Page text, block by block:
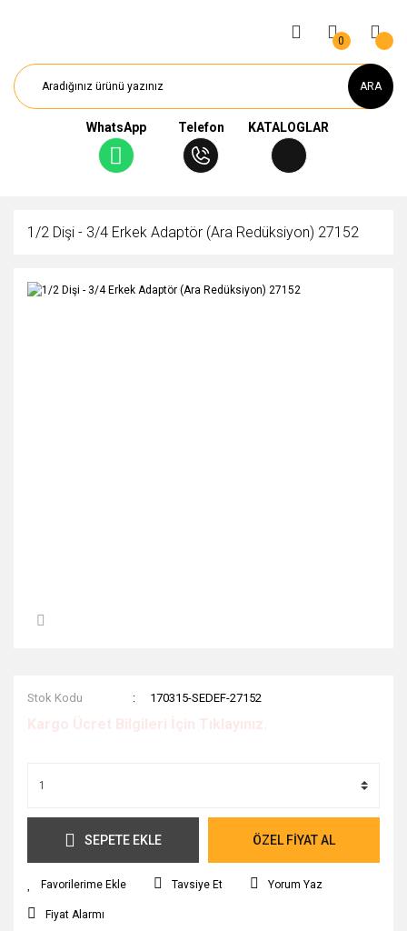
ARA
WhatsApp Telefon KATALOGLAR
0
1/2 Dişi - 3/4 Erkek Adaptör (Ara Redüksiyon) 27152
Stok Kodu 170315-SEDEF-27152
SEPETE EKLE ÖZEL FİYAT AL
Tavsiye Et Yorum Yaz
Fiyat Alarmı